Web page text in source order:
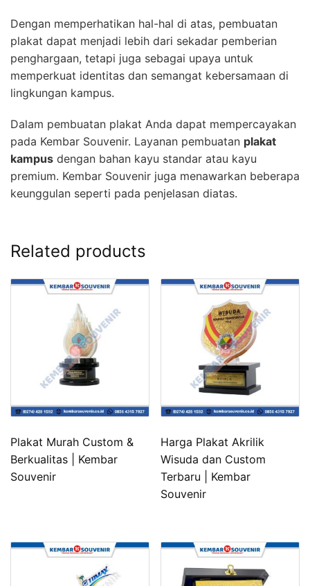
Dengan memperhatikan hal-hal di atas, pembuatan
plakat dapat menjadi lebih dari sekadar pemberian
penghargaan, tetapi juga sebagai upaya untuk
memperkuat identitas dan semangat kebersamaan di
lingkungan kampus.
Dalam pembuatan plakat Anda dapat mempercayakan
pada Kembar Souvenir. Layanan pembuatan plakat
kampus dengan bahan kayu standar atau kayu
premium. Kembar Souvenir juga menawarkan beberapa
keunggulan seperti pada penjelasan diatas.
Related products
Plakat Murah Custom &
Berkualitas | Kembar
Souvenir
Harga Plakat Akrilik
Wisuda dan Custom
Terbaru | Kembar
Souvenir